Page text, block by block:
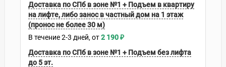
Доставка по СПб в зоне №1 + Подъем в квартиру
на лифте, либо занос в частный дом на 1 этаж
(пронос не более 30 м)
В течение2-3 дней 2 190₽
Доставка по СПб в зоне №1 + Подъем без лифта
до 5 эт.